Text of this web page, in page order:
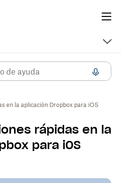
en la aplicación Dropbox para iOS
rápidas en la
para iOS